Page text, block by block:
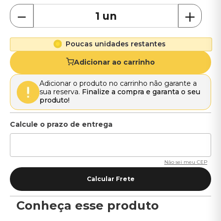
＋
－
Poucas unidades restantes
Adicionar ao carrinho
Adicionar o produto no carrinho não garante a
sua reserva. Finalize a compra e garanta o seu
produto!
Não sei meu CEP
Conheça esse produto